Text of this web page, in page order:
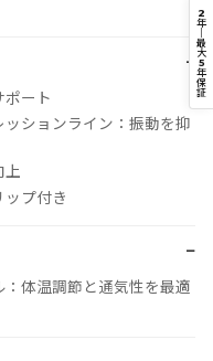
−
ポート
ションライン：振動を抑
上
ップ付き
−
体温調節と通気性を最適
2
年
｜
最
大
5
年
保
証